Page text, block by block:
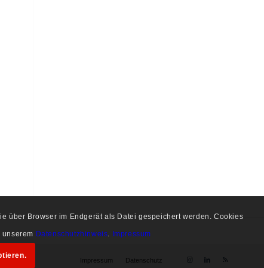
Impressum Datenschutz
über Browser im Endgerät als Datei gespeichert werden. Cookies
Datenschutzhinweis. Impressum